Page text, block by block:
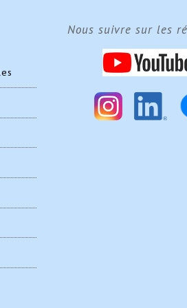
3
nuits
et
plus)
3
nuits
et
Nous suivre sur les